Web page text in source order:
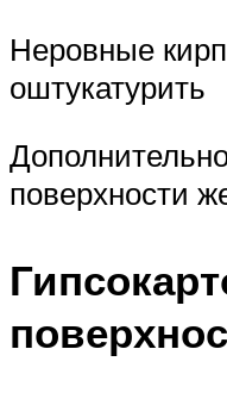
Неровные
оштукатурить
поверхности